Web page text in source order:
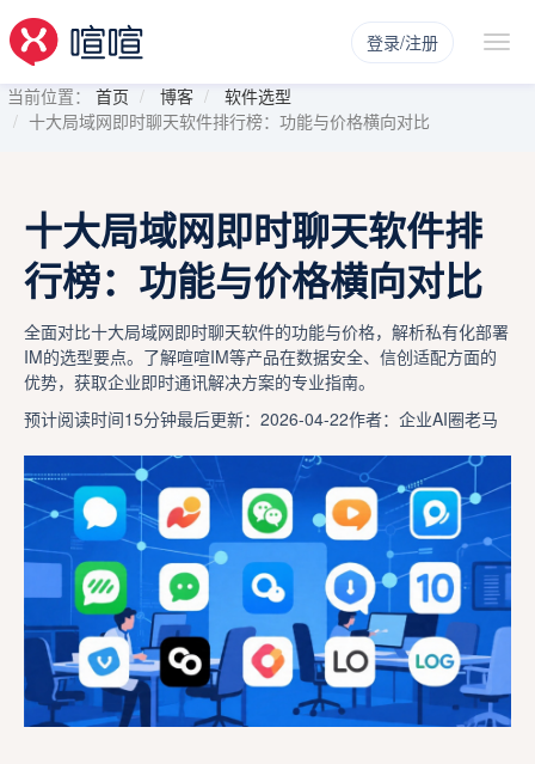
登录/注册
当前位置： 首页 博客
软件选型
十大局域网即时聊天软件排行榜：功能与价格横向对比
十大局域网即时聊天软件排
行榜：功能与价格横向对比
全面对比十大局域网即时聊天软件的功能与价格，解析私有化部署
IM的选型要点。了解喧喧IM等产品在数据安全、信创适配方面的
优势，获取企业即时通讯解决方案的专业指南。
预计阅读时间15分钟最后更新：2026-04-22作者：企业AI圈老马